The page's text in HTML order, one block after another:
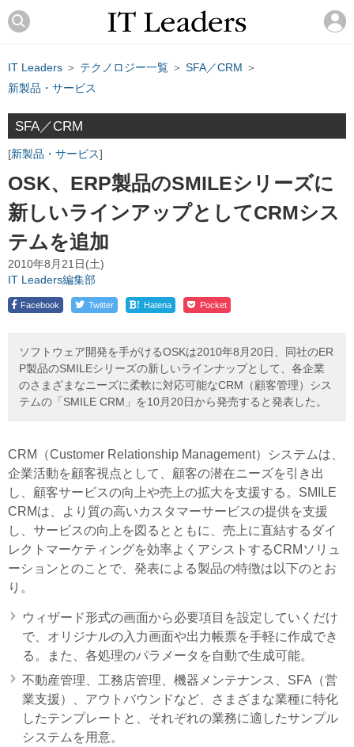
IT Leaders ＞ テクノロジー一覧 ＞ SFA／CRM ＞
新製品・サービス
SFA／CRM
新製品・サービス
OSK、ERP製品のSMILEシリーズに
新しいラインアップとしてCRMシス
テムを追加
2010年8月21日(土)
IT Leaders編集部
Facebook Twitter ! Hatena Pocket
ソフトウェア開発を手がけるOSKは2010年8月20日、同社のER
P製品のSMILEシリーズの新しいラインナップとして、各企業
のさまざまなニーズに柔軟に対応可能なCRM（顧客管理）シス
テムの「SMILE CRM」を10月20日から発売すると発表した。
CRM（Customer Relationship Management）システムは、
企業活動を顧客視点として、顧客の潜在ニーズを引き出
し、顧客サービスの向上や売上の拡大を支援する。SMILE
CRMは、より質の高いカスタマーサービスの提供を支援
し、サービスの向上を図るとともに、売上に直結するダイ
レクトマーケティングを効率よくアシストするCRMソリュ
ーションとのことで、発表による製品の特徴は以下のとお
り。
ウィザード形式の画面から必要項目を設定していくだけ
で、オリジナルの入力画面や出力帳票を手軽に作成でき
る。また、各処理のパラメータを自動で生成可能。
不動産管理、工務店管理、機器メンテナンス、SFA（営
業支援）、アウトバウンドなど、さまざまな業種に特化
したテンプレートと、それぞれの業務に適したサンプル
システムを用意。